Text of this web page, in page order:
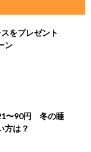
スをプレゼント
ン
〜90円 冬の睡
方は？